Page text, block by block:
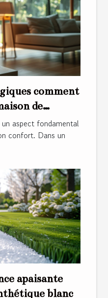
comment
de
aspect fondamental
confort. Dans un
apaisante
blanc